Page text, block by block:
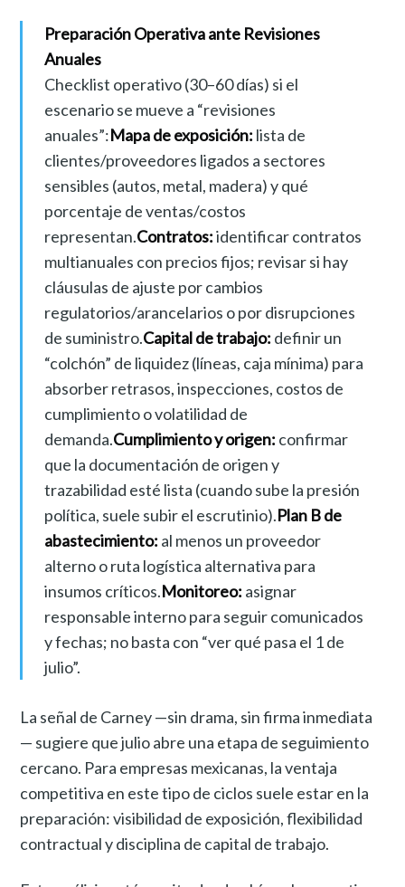
Preparación Operativa ante Revisiones
Anuales
Checklist operativo (30–60 días) si el
escenario se mueve a “revisiones
anuales”:Mapa de exposición: lista de
clientes/proveedores ligados a sectores
sensibles (autos, metal, madera) y qué
porcentaje de ventas/costos
representan.Contratos:identificar contratos
multianuales con precios fijos; revisar si hay
cláusulas de ajuste por cambios
regulatorios/arancelarios o por disrupciones
de suministro.Capital de trabajo: definir un
“colchón” de liquidez (líneas, caja mínima) para
absorber retrasos, inspecciones, costos de
cumplimiento o volatilidad de
demanda.Cumplimiento y origen: confirmar
que la documentación de origen y
trazabilidad esté lista (cuando sube la presión
política, suele subir el escrutinio).Plan B de
abastecimiento: al menos un proveedor
alterno o ruta logística alternativa para
insumos críticos.Monitoreo: asignar
responsable interno para seguir comunicados
y fechas; no basta con “ver qué pasa el 1 de
julio”.
La señal de Carney —sin drama, sin firma inmediata
— sugiere que julio abre una etapa de seguimiento
cercano. Para empresas mexicanas, la ventaja
competitiva en este tipo de ciclos suele estar en la
preparación: visibilidad de exposición, flexibilidad
contractual y disciplina de capital de trabajo.